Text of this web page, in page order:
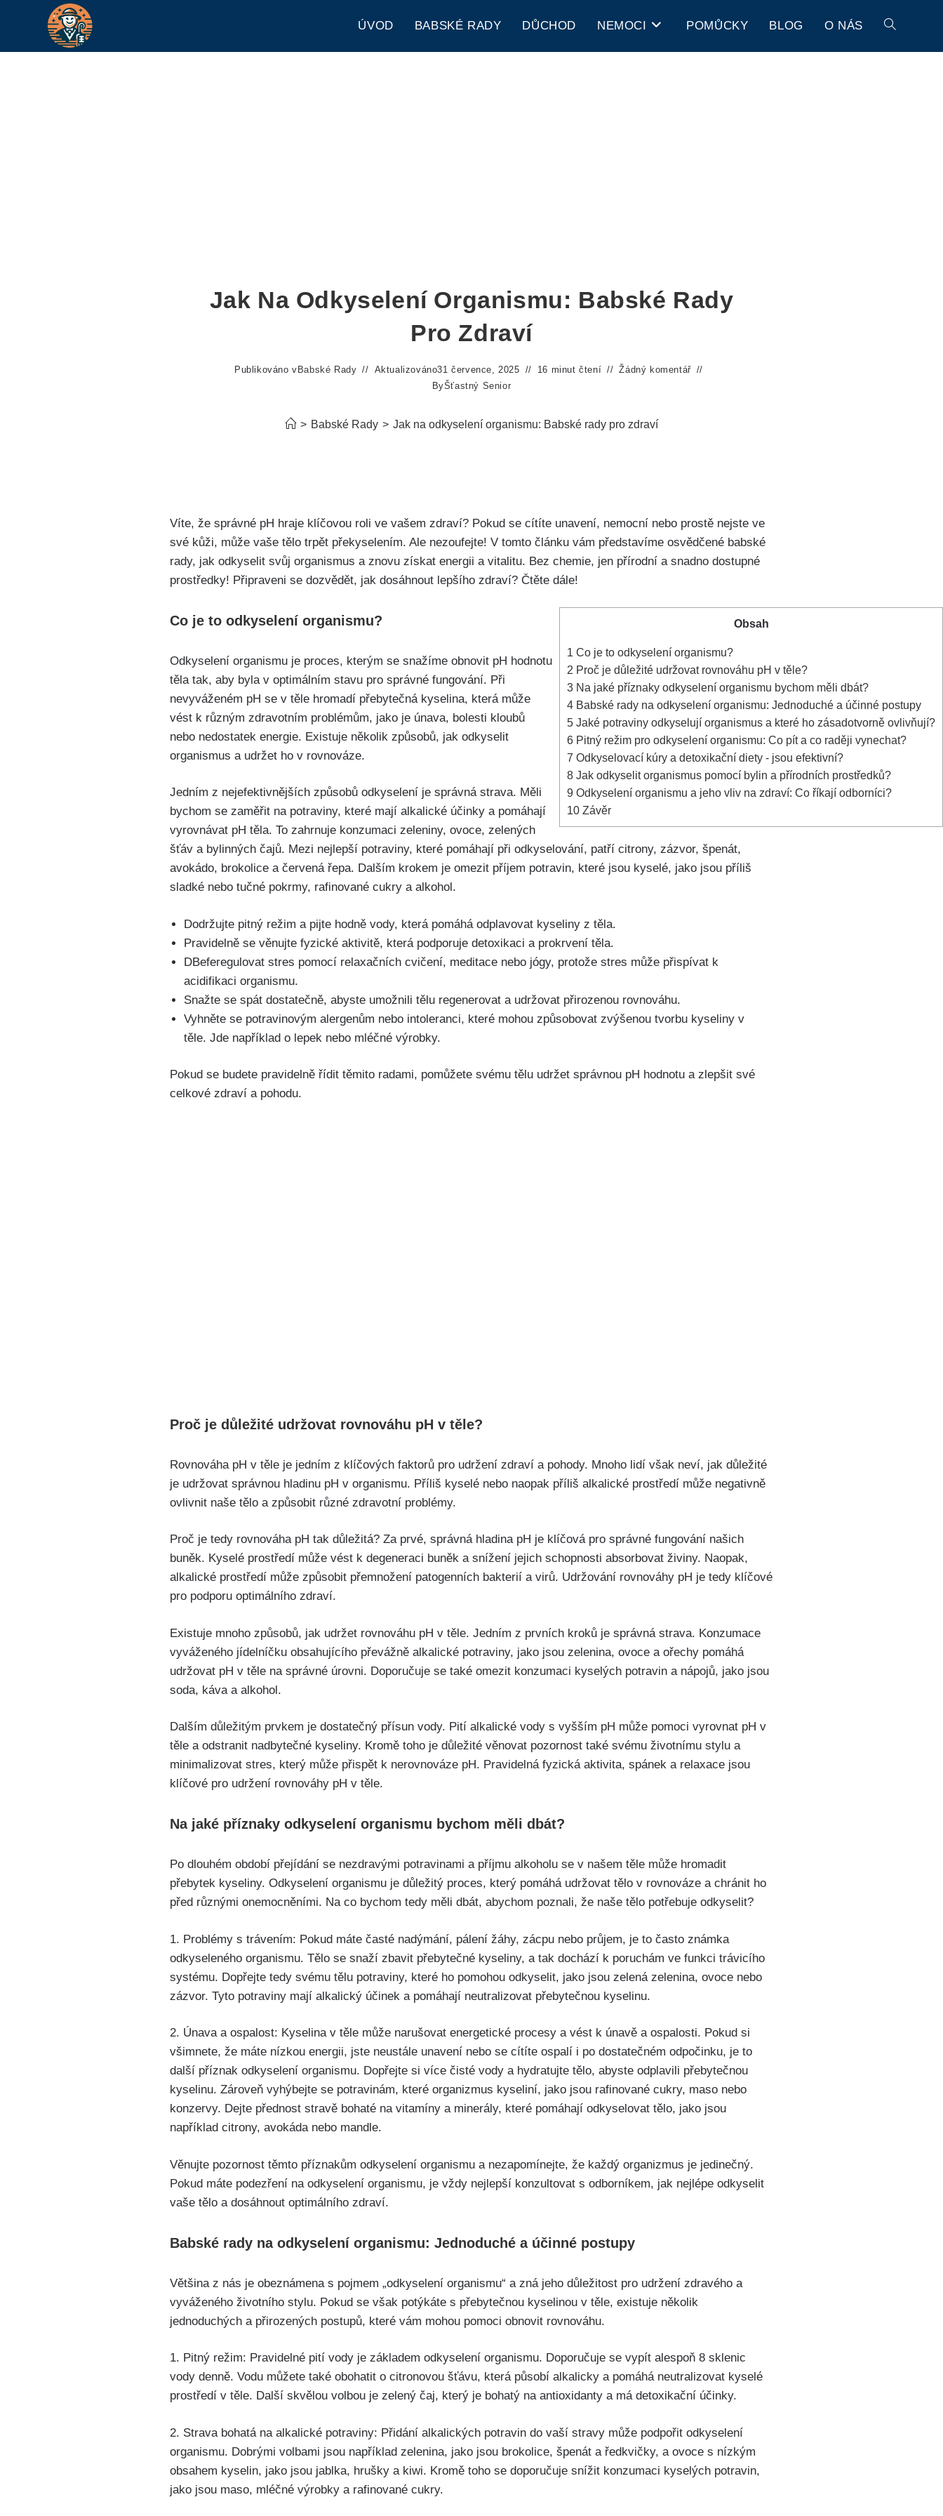
ÚVOD BABSKÉ RADY DŮCHOD NEMOCI POMŮCKY BLOG O NÁS
Jak Na Odkyselení Organismu: Babské Rady
Pro Zdraví
Publikováno v Babské Rady Aktualizováno31 července, 2025 16 minut čtení
Žádný komentář
ByŠťastný Senior
> Babské Rady > Jak na odkyselení organismu: Babské rady pro zdraví
Víte, že ‌správné‍ pH hraje klíčovou roli ve vašem zdraví? Pokud‍ se cítíte​ unavení, ​nemocní nebo ‌prostě​ nejste‍ ve
své kůži, ⁤může​ vaše tělo trpět‌ překyselením. Ale⁢ nezoufejte!‌ V tomto článku vám představíme osvědčené babské⁣
rady, ⁣jak ⁣odkyselit svůj organismus​ a znovu‌ získat energii ​a ⁢vitalitu. Bez chemie, ⁤jen přírodní⁤ a snadno dostupné
prostředky! Připraveni‌ se dozvědět,‍ jak dosáhnout lepšího zdraví? Čtěte dále!
Obsah
1 Co je to odkyselení organismu?
2 Proč je důležité udržovat rovnováhu pH v těle?
3 Na⁢ jaké příznaky ⁣odkyselení organismu bychom ⁤měli dbát?
4 Babské rady​ na odkyselení organismu: Jednoduché‌ a účinné postupy
5 Jaké⁤ potraviny⁤ odkyselují ⁢organismus a ⁤které ho⁤ zásadotvorně‍ ovlivňují?
6 Pitný ​režim pro odkyselení organismu: Co pít a co raději⁣ vynechat?
7 Odkyselovací kúry a detoxikační diety ⁤-⁤ jsou⁤ efektivní?
8 Jak odkyselit organismus pomocí⁤ bylin a přírodních prostředků?
9 Odkyselení organismu a jeho vliv na zdraví: Co⁣ říkají odborníci?
10 Závěr
Co je to odkyselení organismu?
Odkyselení organismu je proces, kterým se snažíme⁣ obnovit pH hodnotu
těla ​tak, aby byla v optimálním stavu pro⁢ správné fungování. Při​
nevyváženém pH ‍se v těle hromadí přebytečná⁣ kyselina, která může
vést ⁣k různým zdravotním problémům, jako je únava, ​bolesti kloubů
nebo nedostatek ‍energie. Existuje několik​ způsobů, jak‍ odkyselit
organismus⁢ a udržet ⁤ho ‍v rovnováze.
Jedním z nejefektivnějších ⁢způsobů odkyselení je správná strava. Měli
bychom se ‍zaměřit na potraviny,​ které‌ mají alkalické účinky a ⁣pomáhají
vyrovnávat pH těla. To zahrnuje konzumaci ​zeleniny, ovoce, ⁤zelených
šťáv‌ a bylinných čajů. Mezi nejlepší potraviny, které⁤ pomáhají při odkyselování, ⁤patří citrony, ⁣zázvor, špenát,
⁤avokádo, ⁣brokolice a červená řepa. Dalším krokem je omezit‌ příjem potravin, které ⁢jsou kyselé, jako jsou příliš
sladké ‌nebo tučné pokrmy, rafinované cukry a alkohol.
Dodržujte pitný režim a pijte hodně vody, která ‍pomáhá odplavovat kyseliny z ​těla.
Pravidelně se⁣ věnujte fyzické aktivitě, která‍ podporuje detoxikaci a prokrvení těla.
DBeferegulovat‍ stres pomocí relaxačních cvičení, meditace nebo jógy,‌ protože stres může přispívat k
acidifikaci organismu.
Snažte ‍se spát dostatečně,‌ abyste umožnili ⁤tělu regenerovat​ a udržovat přirozenou rovnováhu.
Vyhněte se⁢ potravinovým alergenům nebo⁢ intoleranci, které mohou způsobovat zvýšenou tvorbu kyseliny ‌v
těle. Jde například o⁤ lepek nebo⁢ mléčné výrobky.
Pokud se budete pravidelně řídit​ těmito ‌radami, ⁢pomůžete ⁣svému tělu​ udržet​ správnou pH hodnotu‍ a zlepšit ‌své
celkové zdraví a pohodu.
Proč je důležité udržovat rovnováhu pH v těle?
Rovnováha pH ⁢v těle je jedním⁤ z klíčových faktorů⁢ pro ​udržení zdraví a pohody.⁤ Mnoho lidí však neví, jak důležité
⁤je udržovat správnou hladinu pH v organismu. Příliš kyselé nebo naopak příliš alkalické prostředí může negativně
ovlivnit naše tělo a způsobit různé zdravotní problémy.
Proč‌ je tedy rovnováha⁤ pH ‍tak důležitá? Za prvé, správná hladina pH je klíčová pro⁣ správné fungování našich
buněk. Kyselé⁣ prostředí může ‌vést​ k degeneraci buněk a‌ snížení jejich schopnosti ⁤absorbovat živiny. Naopak,‍
alkalické prostředí může způsobit ⁤přemnožení patogenních bakterií⁢ a virů. ‌Udržování⁢ rovnováhy ⁤pH je tedy klíčové⁤
pro ​podporu ⁢optimálního zdraví.
Existuje mnoho způsobů, jak udržet rovnováhu pH‍ v těle.‌ Jedním z prvních ‌kroků je správná strava.‌ Konzumace
vyváženého jídelníčku obsahujícího převážně alkalické ⁣potraviny, jako ⁢jsou zelenina,‍ ovoce⁢ a ořechy pomáhá
udržovat pH‌ v těle ‍na správné‍ úrovni. Doporučuje se také‍ omezit konzumaci kyselých potravin a nápojů, jako jsou
soda, káva a alkohol.
Dalším důležitým prvkem je dostatečný přísun vody. Pití alkalické vody⁢ s vyšším‍ pH může ‍pomoci vyrovnat​ pH v
těle a ⁤odstranit nadbytečné ‍kyseliny. Kromě⁤ toho‍ je‍ důležité ⁢věnovat pozornost také svému⁢ životnímu⁢ stylu a​
minimalizovat stres, který⁣ může přispět⁢ k nerovnováze ‌pH. Pravidelná fyzická aktivita, ⁣spánek⁤ a relaxace jsou
klíčové pro udržení rovnováhy pH v těle.
Na⁢ jaké příznaky ⁣odkyselení organismu bychom ⁤měli dbát?
Po ⁢dlouhém období ​přejídání ‌se nezdravými potravinami⁢ a příjmu alkoholu ​se v⁤ našem těle může ⁢hromadit
⁢přebytek kyseliny. ​Odkyselení organismu je důležitý proces, který pomáhá⁤ udržovat tělo ​v rovnováze a chránit ho
⁢před různými ⁢onemocněními. Na‍ co ‍bychom tedy měli dbát,​ abychom poznali, že naše tělo potřebuje odkyselit?
1. Problémy s trávením: Pokud máte časté nadýmání, ⁢pálení žáhy, zácpu nebo průjem, je to často známka
odkyseleného organismu. Tělo ‌se‍ snaží zbavit přebytečné ‌kyseliny, ‍a tak ‍dochází k poruchám ve funkci ​trávicího‍
systému.​ Dopřejte tedy svému tělu‍ potraviny, které ho pomohou odkyselit, jako ​jsou⁣ zelená zelenina, ovoce nebo
zázvor. Tyto potraviny ⁤mají⁢ alkalický ​účinek a ‍pomáhají ⁢neutralizovat​ přebytečnou⁤ kyselinu.
2. Únava ⁣a ospalost: Kyselina v těle může narušovat ‍energetické procesy a vést k únavě a ospalosti. Pokud‍ si
všimnete, že máte nízkou energii, jste neustále‌ unavení ⁣nebo⁢ se cítíte‍ ospalí i po dostatečném odpočinku, je ‌to
další příznak ‌odkyselení organismu. ⁣Dopřejte si‌ více ⁤čisté vody a hydratujte ‍tělo, abyste odplavili přebytečnou
kyselinu. Zároveň vyhýbejte‍ se potravinám, ⁣které organizmus kyseliní, jako jsou⁢ rafinované cukry, maso nebo
⁤konzervy. Dejte ⁣přednost stravě bohaté na⁢ vitamíny a minerály, které pomáhají ⁢odkyselovat tělo, ⁣jako ​jsou⁤
například citrony, ⁣avokáda nebo ‌mandle.
Věnujte pozornost těmto příznakům​ odkyselení organismu a ‍nezapomínejte, že každý organizmus je​ jedinečný.⁣
Pokud máte ⁢podezření na ‍odkyselení organismu, je vždy nejlepší konzultovat s odborníkem, jak nejlépe odkyselit
vaše tělo⁣ a⁣ dosáhnout optimálního zdraví.
Babské rady​ na odkyselení organismu: Jednoduché‌ a účinné postupy
Většina z nás ⁢je ⁤obeznámena s ‌pojmem „odkyselení organismu“ a zná jeho důležitost pro udržení‍ zdravého‌ a
vyváženého životního stylu. Pokud se však potýkáte s‌ přebytečnou kyselinou v těle,⁤ existuje několik
jednoduchých a přirozených postupů,​ které vám mohou ⁤pomoci‌ obnovit rovnováhu.
1. Pitný ​režim: Pravidelné pití vody je⁤ základem odkyselení organismu. Doporučuje se vypít⁢ alespoň ⁣8 sklenic
‌vody denně. Vodu můžete také obohatit o citronovou⁤ šťávu, která působí alkalicky a pomáhá neutralizovat​ kyselé
prostředí v těle. Další skvělou volbou⁢ je ⁤zelený čaj,​ který je ​bohatý na antioxidanty a má detoxikační účinky.
2. ‍Strava⁤ bohatá na alkalické‍ potraviny: Přidání ⁤alkalických ⁢potravin⁤ do vaší stravy může podpořit odkyselení
⁢organismu. Dobrými volbami jsou například zelenina, jako jsou brokolice, špenát a ‍ředkvičky, a ovoce ‍s nízkým⁤
obsahem kyselin, ‍jako jsou jablka, hrušky a kiwi. Kromě toho⁣ se doporučuje snížit​ konzumaci kyselých potravin,⁢
jako jsou maso, mléčné výrobky a rafinované cukry.